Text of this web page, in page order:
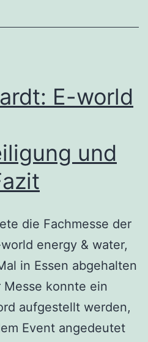
E-world
und
die Fachmesse der
energy & water,
in Essen abgehalten
Messe konnte ein
aufgestellt werden,
Event angedeutet